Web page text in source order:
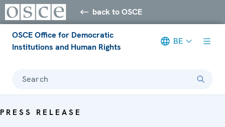
back to OSCE
OSCE Office for Democratic
Institutions and Human Rights
BE
Search
PRESS RELEASE